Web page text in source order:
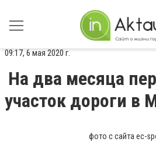
09:17, 6 мая 2020 г.
На два месяца
участок дороги в
фото с сайта ec-